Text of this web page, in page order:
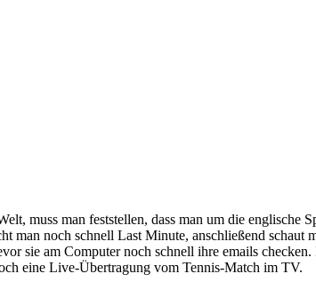
muss man feststellen, dass man um die
man noch schnell Last Minute, anschließend
sie am Computer noch schnell ihre emails
eine Live-Übertragung vom Tennis-Match im TV.